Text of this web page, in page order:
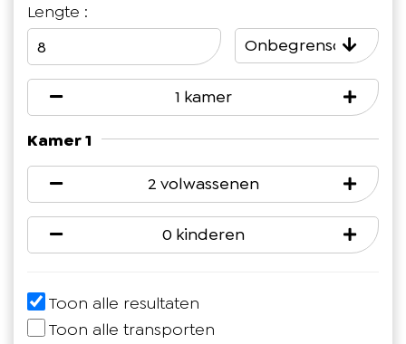
Lengte :
Onbegrensd
1 kamer
Kamer 1
2 volwassenen
0 kinderen
Toon alle resultaten
Toon alle transporten